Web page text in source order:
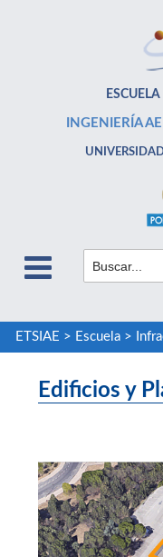
INGENIERÍA
ETSIAE > Escuela>
Edificios y